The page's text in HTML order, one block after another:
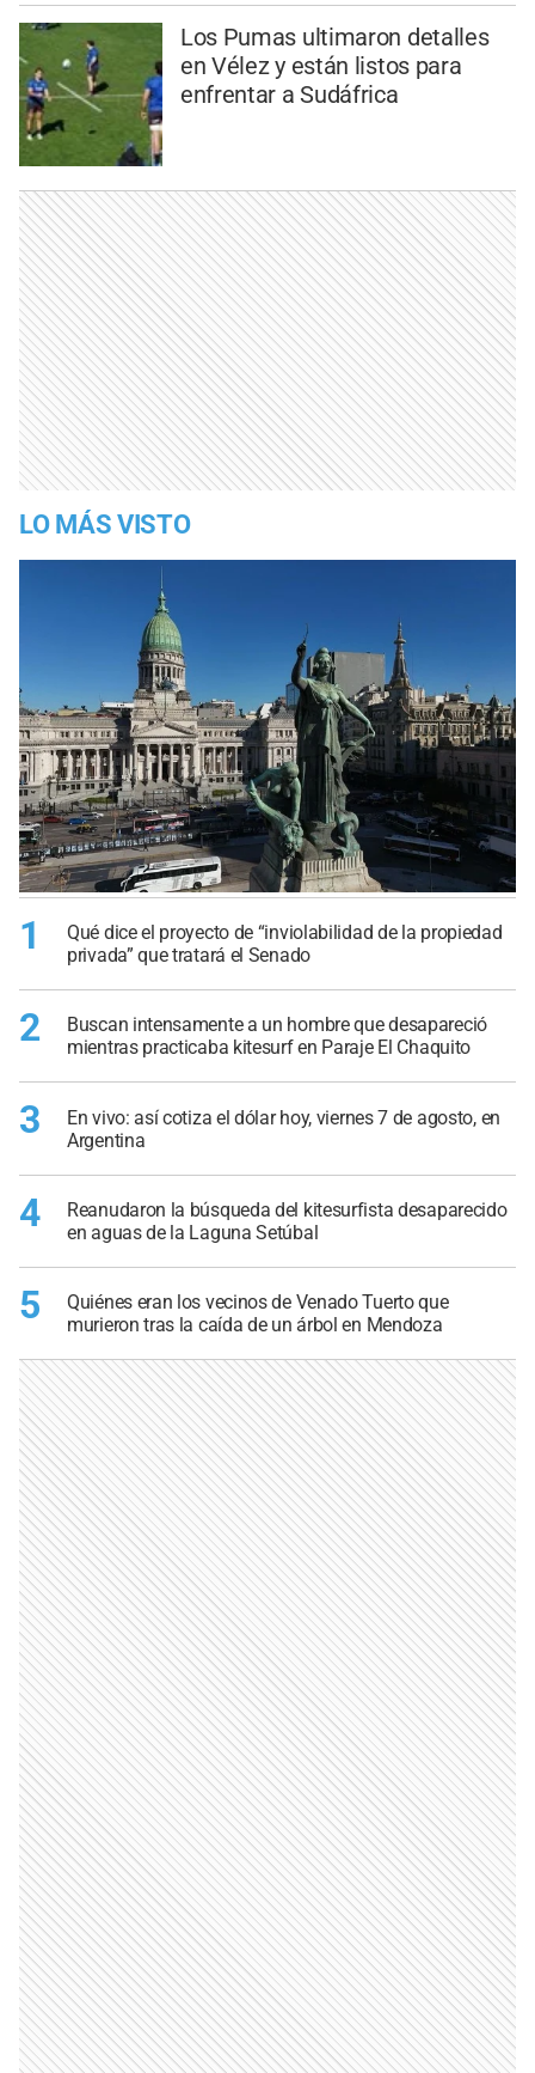
Los Pumas ultimaron detalles
en Vélez y están listos para
enfrentar a Sudáfrica
LO MÁS VISTO
1
Qué dice el proyecto de “inviolabilidad de la propiedad
privada” que tratará el Senado
2
Buscan intensamente a un hombre que desapareció
mientras practicaba kitesurf en Paraje El Chaquito
3
En vivo: así cotiza el dólar hoy, viernes 7 de agosto, en
Argentina
4
Reanudaron la búsqueda del kitesurfista desaparecido
en aguas de la Laguna Setúbal
5
Quiénes eran los vecinos de Venado Tuerto que
murieron tras la caída de un árbol en Mendoza